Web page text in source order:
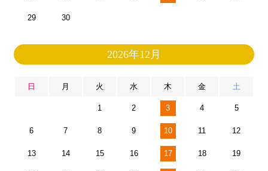
29 30
2026年12月
日 月 火 水 木 金 土
1 2 3 4 5
6 7 8 9 10 11 12
13 14 15 16 17 18 19